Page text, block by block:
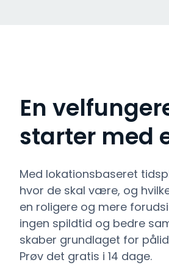
En
starter med
Med lokationsbaseret
hvor de skal være, og
en roligere og mere
ingen spildtid og bedre
skaber grundlaget for
Prøv det gratis i 14 dage.